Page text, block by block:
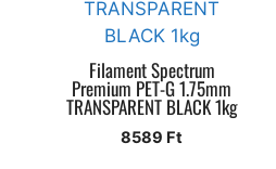
Filament Spectrum
Premium PET-G 1.75mm
TRANSPARENT BLACK 1kg
8589 Ft